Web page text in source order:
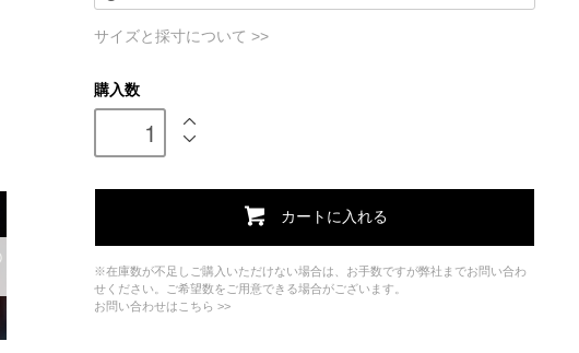
サイズと採寸について >>
購入数
カートに入れる
※在庫数が不足しご購入いただけない場合は、お手数ですが弊社までお問い合わ
せください。ご希望数をご用意できる場合がございます。
お問い合わせはこちら >>